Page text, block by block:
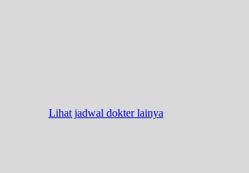
Lihat jadwal dokter lainya